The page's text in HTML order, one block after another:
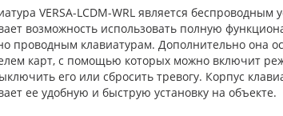
VERSA-LCDM-WRL является беспроводным
возможность использовать полную
проводным клавиатурам. Дополнительно она
карт, с помощью которых можно включит
его или сбросить тревогу. Корпус
ее удобную и быструю установку на объекте.